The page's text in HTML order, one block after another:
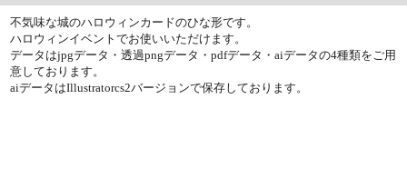
不気味な城のハロウィンカードのひな形です。
ハロウィンイベントでお使いいただけます。
データはjpgデータ・透過pngデータ・pdfデータ・aiデータの4種類をご用
意しております。
aiデータはIllustratorcs2バージョンで保存しております。